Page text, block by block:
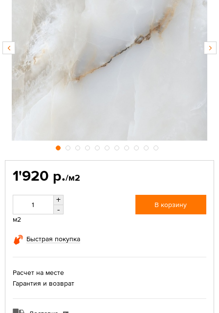
1'920 р./м2
+
-
м2
В корзину
Быстрая покупка
Расчет на месте
Гарантия и возврат